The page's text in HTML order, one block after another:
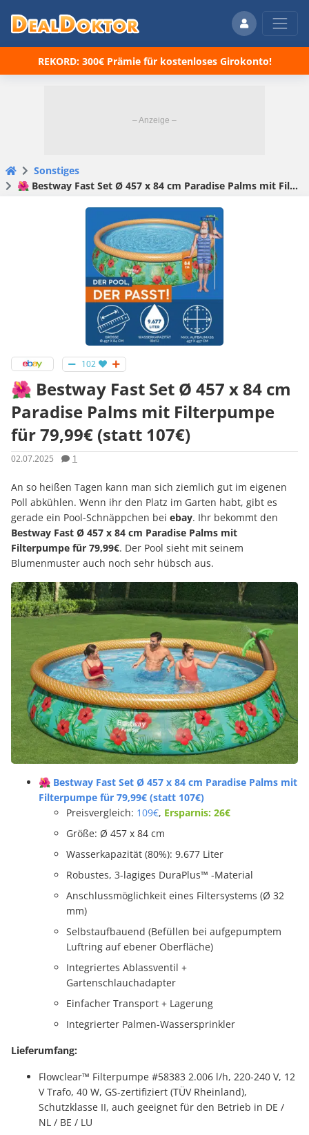
REKORD: 300€ Prämie für kostenloses Girokonto!
Sonstiges
🌺 Bestway Fast Set Ø 457 x 84 cm Paradise Palms mit Filterpumpe für 79,99€ (statt 107€)
102
🌺 Bestway Fast Set Ø 457 x 84 cm
Paradise Palms mit Filterpumpe
für 79,99€ (statt 107€)
02.07.2025 1
An so heißen Tagen kann man sich ziemlich gut im eigenen
Poll abkühlen. Wenn ihr den Platz im Garten habt, gibt es
gerade ein Pool-Schnäppchen bei ebay. Ihr bekommt den
Bestway Fast Ø 457 x 84 cm Paradise Palms mit
Filterpumpe für 79,99€. Der Pool sieht mit seinem
Blumenmuster auch noch sehr hübsch aus.
🌺 Bestway Fast Set Ø 457 x 84 cm Paradise Palms mit
Filterpumpe für 79,99€ (statt 107€)
Preisvergleich: 109€, Ersparnis: 26€
Größe: Ø 457 x 84 cm
Wasserkapazität (80%): 9.677 Liter
Robustes, 3-lagiges DuraPlus™ -Material
Anschlussmöglichkeit eines Filtersystems (Ø 32
mm)
Selbstaufbauend (Befüllen bei aufgepumptem
Luftring auf ebener Oberfläche)
Integriertes Ablassventil +
Gartenschlauchadapter
Einfacher Transport + Lagerung
Integrierter Palmen-Wassersprinkler
Lieferumfang:
Flowclear™ Filterpumpe #58383 2.006 l/h, 220-240 V, 12
V Trafo, 40 W, GS-zertifiziert (TÜV Rheinland),
Schutzklasse II, auch geeignet für den Betrieb in DE /
NL / BE / LU